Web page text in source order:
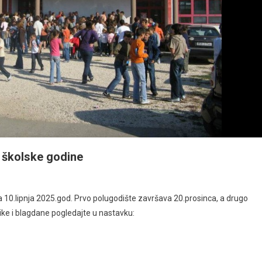
godine
2025.god. Prvo polugodište završava 20.prosinca, a drugo
i blagdane pogledajte u nastavku: